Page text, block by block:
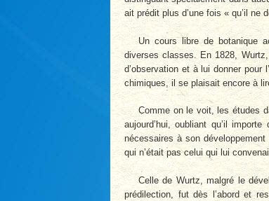
ait prédit plus d’une fois « qu’il ne
Un cours libre de botanique
diverses classes. En 1828,
d’observation et à lui donner pour
chimiques, il se plaisait encore à
Comme on le voit, les études
aujourd’hui, oubliant qu’il
nécessaires à son
qui n’était pas celui qui lui
Celle de Wurtz, malgré le
prédilection, fut dès l’abord et